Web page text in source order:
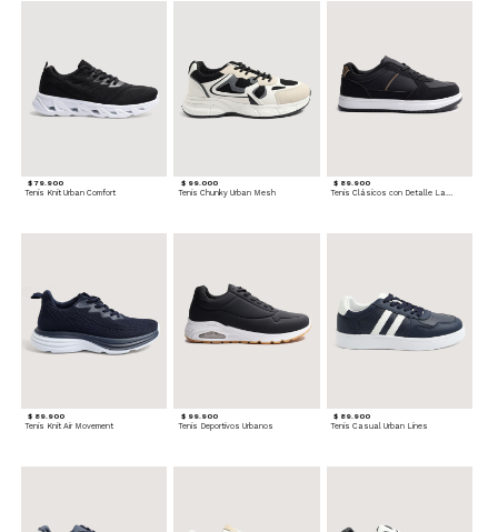
$ 79.900
Tenis Knit Urban Comfort
$ 99.000
Tenis Chunky Urban Mesh
$ 89.900
Tenis Clásicos con Detalle Lateral
$ 89.900
Tenis Knit Air Movement
$ 99.900
Tenis Deportivos Urbanos
$ 89.900
Tenis Casual Urban Lines